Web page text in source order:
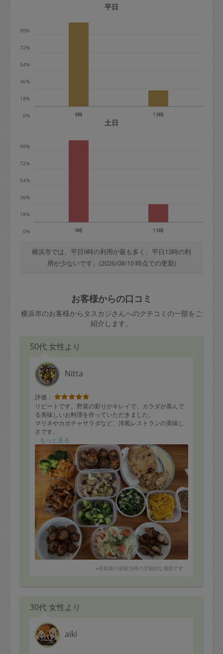
期は月2回まで隔週定期は月1回までキャ
※キャンセル料金の設定について：
平日
0%
18%
36%
54%
72%
90%
9時 13時
土日
0%
18%
36%
54%
72%
90%
9時 13時
横浜市では、平日9時の利用が最も多く、平日13時の利
用が少ないです。(2026/08/10 時点での更新)
お客様からの口コミ
横浜市のお客様からタスカジさんへのクチコミの一部をご
紹介します。
50代 女性より
Nitta
評価：
リピートです。野菜の彩りがキレイで、カラダが喜んで
る美味しいお料理を作っていただきました。
マリネやカボチャサラダなど、洋風レストランの美味し
さです。
今回は和食系も多く作っていただき、味のバリエーショ
ンの広さに感動です。
•油淋鶏
•豚バラとさつまいもの塩麹蒸し煮
•シーフードマリネ
•エビチリ
•かぼちゃとチーズのサラダ
•れんこんハンバーグ
•肉団子
•鶏肉と根菜野菜の甘酢あえ
•小松菜の和物
•ブロッコリーの塩麹和え
•えのきの肉巻き
もっと見る
※依頼者の依頼当時の主観的な感想です。
30代 女性より
aiki